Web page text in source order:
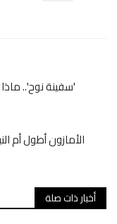
'سفينة نوح'..
الأمازون أطول أم
أخبار ذات صلة